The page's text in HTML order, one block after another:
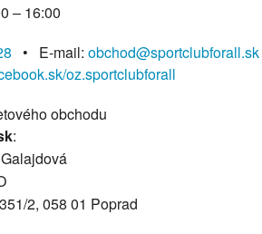
– 16:00
• E-mail: obchod@sportclubforall.sk
oz.sportclubforall
obchodu
:
2, 058 01 Poprad